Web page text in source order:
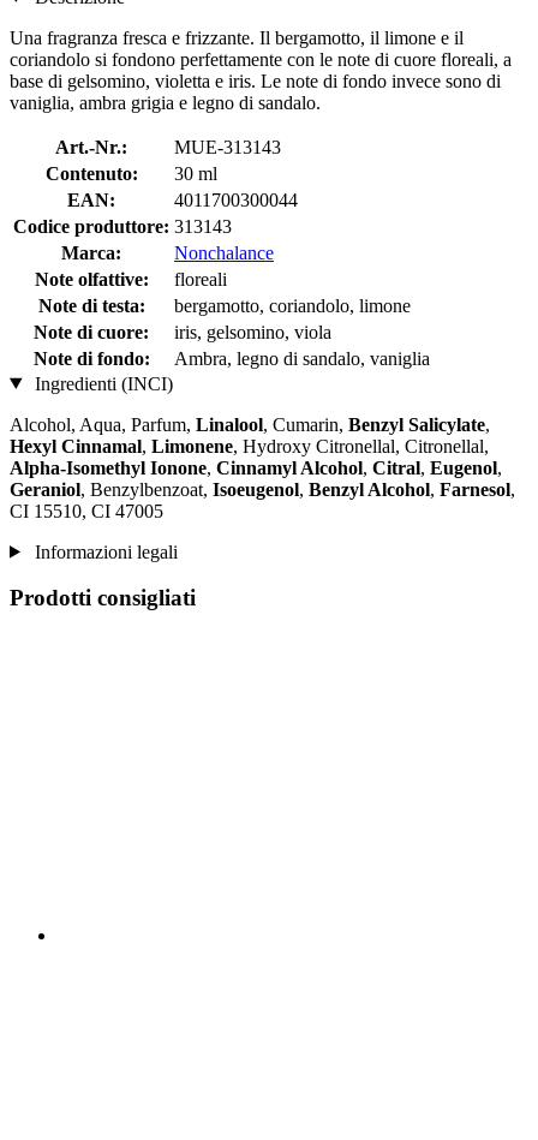
Una fragranza fresca e frizzante. Il bergamotto, il limone e il
coriandolo si fondono perfettamente con le note di cuore floreali, a
base di gelsomino, violetta e iris. Le note di fondo invece sono di
vaniglia, ambra grigia e legno di sandalo.
Art.-Nr.:
MUE-313143
Contenuto:
30 ml
EAN:
4011700300044
Codice produttore: 313143
Marca:
Nonchalance
Note olfattive:
floreali
Note di testa:
bergamotto, coriandolo, limone
Note di cuore:
iris, gelsomino, viola
Note di fondo:
Ambra, legno di sandalo, vaniglia
Ingredienti (INCI)
Alcohol, Aqua, Parfum, Linalool, Cumarin, Benzyl Salicylate,
Hexyl Cinnamal, Limonene, Hydroxy Citronellal, Citronellal,
Alpha-Isomethyl Ionone, Cinnamyl Alcohol, Citral, Eugenol,
Geraniol, Benzylbenzoat, Isoeugenol, Benzyl Alcohol, Farnesol,
CI 15510, CI 47005
Informazioni legali
Prodotti consigliati